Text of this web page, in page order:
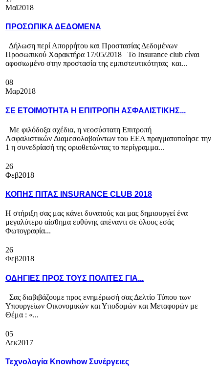
Μαϊ2018
ΠΡΟΣΩΠΙΚΑ ΔΕΔΟΜΕΝΑ
Δήλωση περί Απορρήτου και Προστασίας Δεδομένων
Προσωπικού Χαρακτήρα 17/05/2018 Το Insurance club είναι
αφοσιωμένo στην προστασία της εμπιστευτικότητας και...
08
Μαρ2018
ΣΕ ΕΤΟΙΜΟΤΗΤΑ Η ΕΠΙΤΡΟΠΗ ΑΣΦΑΛΙΣΤΙΚΗΣ...
Με φιλόδοξα σχέδια, η νεοσύστατη Επιτροπή
Ασφαλιστικών Διαμεσολαβούντων του ΕΕΑ πραγματοποίησε την
1 η συνεδρίασή της οριοθετώντας το περίγραμμα...
26
Φεβ2018
ΚΟΠΗΣ ΠΙΤΑΣ INSURANCE CLUB 2018
Η στήριξη σας μας κάνει δυνατούς και μας δημιουργεί ένα
μεγαλύτερο αίσθημα ευθύνης απέναντι σε όλους εσάς
Φωτογραφία...
26
Φεβ2018
ΟΔΗΓΙΕΣ ΠΡΟΣ ΤΟΥΣ ΠΟΛΙΤΕΣ ΓΙΑ...
Σας διαβιβάζουμε προς ενημέρωσή σας Δελτίο Τύπου των
Υπουργείων Οικονομικών και Υποδομών και Μεταφορών με
Θέμα : «...
05
Δεκ2017
Τεχνολογία Knowhow Συνέργειες